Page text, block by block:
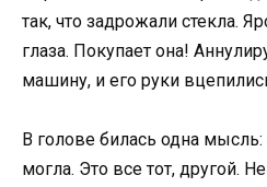
так, что задрожали стекла.
глаза. Покупает она!
машину, и его руки
В голове билась одна
могла. Это все тот, другой.